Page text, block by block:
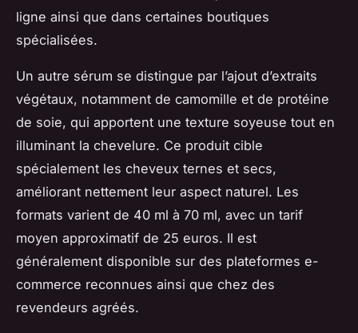
ligne ainsi que dans certaines boutiques
spécialisées.
Un autre sérum se distingue par l’ajout d’extraits
végétaux, notamment de camomille et de protéine
de soie, qui apportent une texture soyeuse tout en
illuminant la chevelure. Ce produit cible
spécialement les cheveux ternes et secs,
améliorant nettement leur aspect naturel. Les
formats varient de 40 ml à 70 ml, avec un tarif
moyen approximatif de 25 euros. Il est
généralement disponible sur des plateformes e-
commerce reconnues ainsi que chez des
revendeurs agréés.